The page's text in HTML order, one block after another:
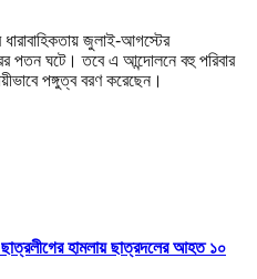
জুলাই-আগস্টের
পতন ঘটে। তবে এ আন্দোলনে বহু পরিবার
পঙ্গুত্ব বরণ করেছেন।
ছাত্রলীগের হামলায় ছাত্রদলের আহত ১০